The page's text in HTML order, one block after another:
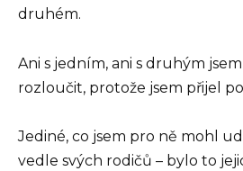
druhém.
Ani s jedním, ani s druhým
rozloučit, protože jsem přijel
Jediné, co jsem pro ně mohl
vedle svých rodičů – bylo to